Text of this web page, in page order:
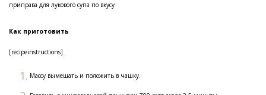
приправа для лукового супа по вкусу
Как приготовить
[recipeinstructions]
Массу вымешать и положить в чашку.